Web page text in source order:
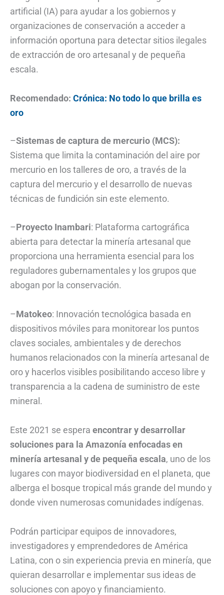
artificial (IA) para ayudar a los gobiernos y
organizaciones de conservación a acceder a
información oportuna para detectar sitios ilegales
de extracción de oro artesanal y de pequeña
escala.
Recomendado: Crónica: No todo lo que brilla es
oro
–Sistemas de captura de mercurio (MCS):
Sistema que limita la contaminación del aire por
mercurio en los talleres de oro, a través de la
captura del mercurio y el desarrollo de nuevas
técnicas de fundición sin este elemento.
–Proyecto Inambari: Plataforma cartográfica
abierta para detectar la minería artesanal que
proporciona una herramienta esencial para los
reguladores gubernamentales y los grupos que
abogan por la conservación.
–Matokeo: Innovación tecnológica basada en
dispositivos móviles para monitorear los puntos
claves sociales, ambientales y de derechos
humanos relacionados con la minería artesanal de
oro y hacerlos visibles posibilitando acceso libre y
transparencia a la cadena de suministro de este
mineral.
Este 2021 se espera encontrar y desarrollar
soluciones para la Amazonía enfocadas en
minería artesanal y de pequeña escala, uno de los
lugares con mayor biodiversidad en el planeta, que
alberga el bosque tropical más grande del mundo y
donde viven numerosas comunidades indígenas.
Podrán participar equipos de innovadores,
investigadores y emprendedores de América
Latina, con o sin experiencia previa en minería, que
quieran desarrollar e implementar sus ideas de
soluciones con apoyo y financiamiento.